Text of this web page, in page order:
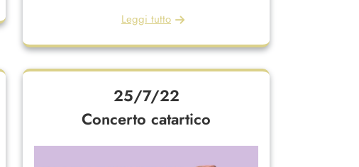
Leggi tutto
25/7/22
Concerto catartico